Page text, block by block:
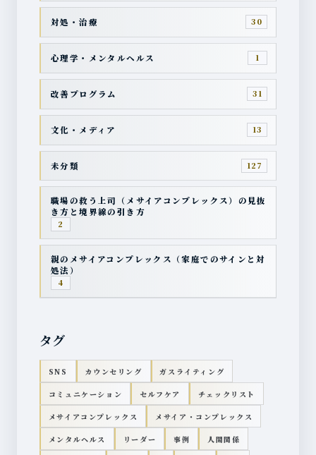
対処・治療 30
心理学・メンタルヘルス 1
改善プログラム 31
文化・メディア 13
未分類 127
職場の救う上司（メサイアコンプレックス）の見抜
き方と境界線の引き方
2
親のメサイアコンプレックス（家庭でのサインと対
処法）
4
タグ
SNS カウンセリング ガスライティング
コミュニケーション セルフケア チェックリスト
メサイアコンプレックス メサイア・コンプレックス
メンタルヘルス リーダー 事例 人間関係